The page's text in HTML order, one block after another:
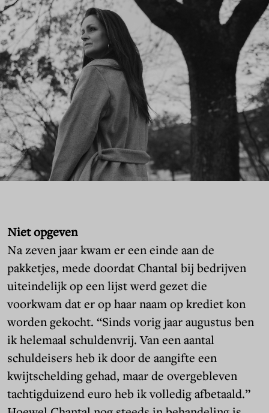
Niet opgeven
Na zeven jaar kwam er een einde aan de
pakketjes, mede doordat Chantal bij bedrijven
uiteindelijk op een lijst werd gezet die
voorkwam dat er op haar naam op krediet kon
worden gekocht. “Sinds vorig jaar augustus ben
ik helemaal schuldenvrij. Van een aantal
schuldeisers heb ik door de aangifte een
kwijtschelding gehad, maar de overgebleven
tachtigduizend euro heb ik volledig afbetaald.”